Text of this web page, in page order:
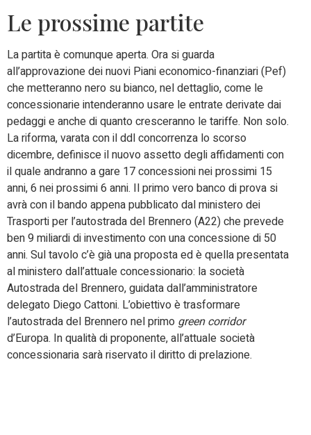
Le prossime partite
La partita è comunque aperta. Ora si guarda
all’approvazione dei nuovi Piani economico-finanziari (Pef)
che metteranno nero su bianco, nel dettaglio, come le
concessionarie intenderanno usare le entrate derivate dai
pedaggi e anche di quanto cresceranno le tariffe. Non solo.
La riforma, varata con il ddl concorrenza lo scorso
dicembre, definisce il nuovo assetto degli affidamenti con
il quale andranno a gare 17 concessioni nei prossimi 15
anni, 6 nei prossimi 6 anni. Il primo vero banco di prova si
avrà con il bando appena pubblicato dal ministero dei
Trasporti per l’autostrada del Brennero (A22) che prevede
ben 9 miliardi di investimento con una concessione di 50
anni. Sul tavolo c’è già una proposta ed è quella presentata
al ministero dall’attuale concessionario: la società
Autostrada del Brennero, guidata dall’amministratore
delegato Diego Cattoni. L’obiettivo è trasformare
l’autostrada del Brennero nel primo green corridor
d’Europa. In qualità di proponente, all’attuale società
concessionaria sarà riservato il diritto di prelazione.